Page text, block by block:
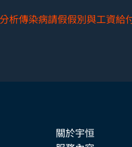
析傳染病請假假別與工資給
關於宇恒